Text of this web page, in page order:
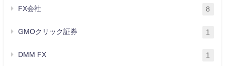
FX会社 8
GMOクリック証券 1
DMM FX 1